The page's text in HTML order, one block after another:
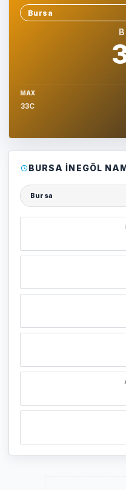
Sehir sec
MAX
33C
BURSA İNEGÖL
Şehir seçin